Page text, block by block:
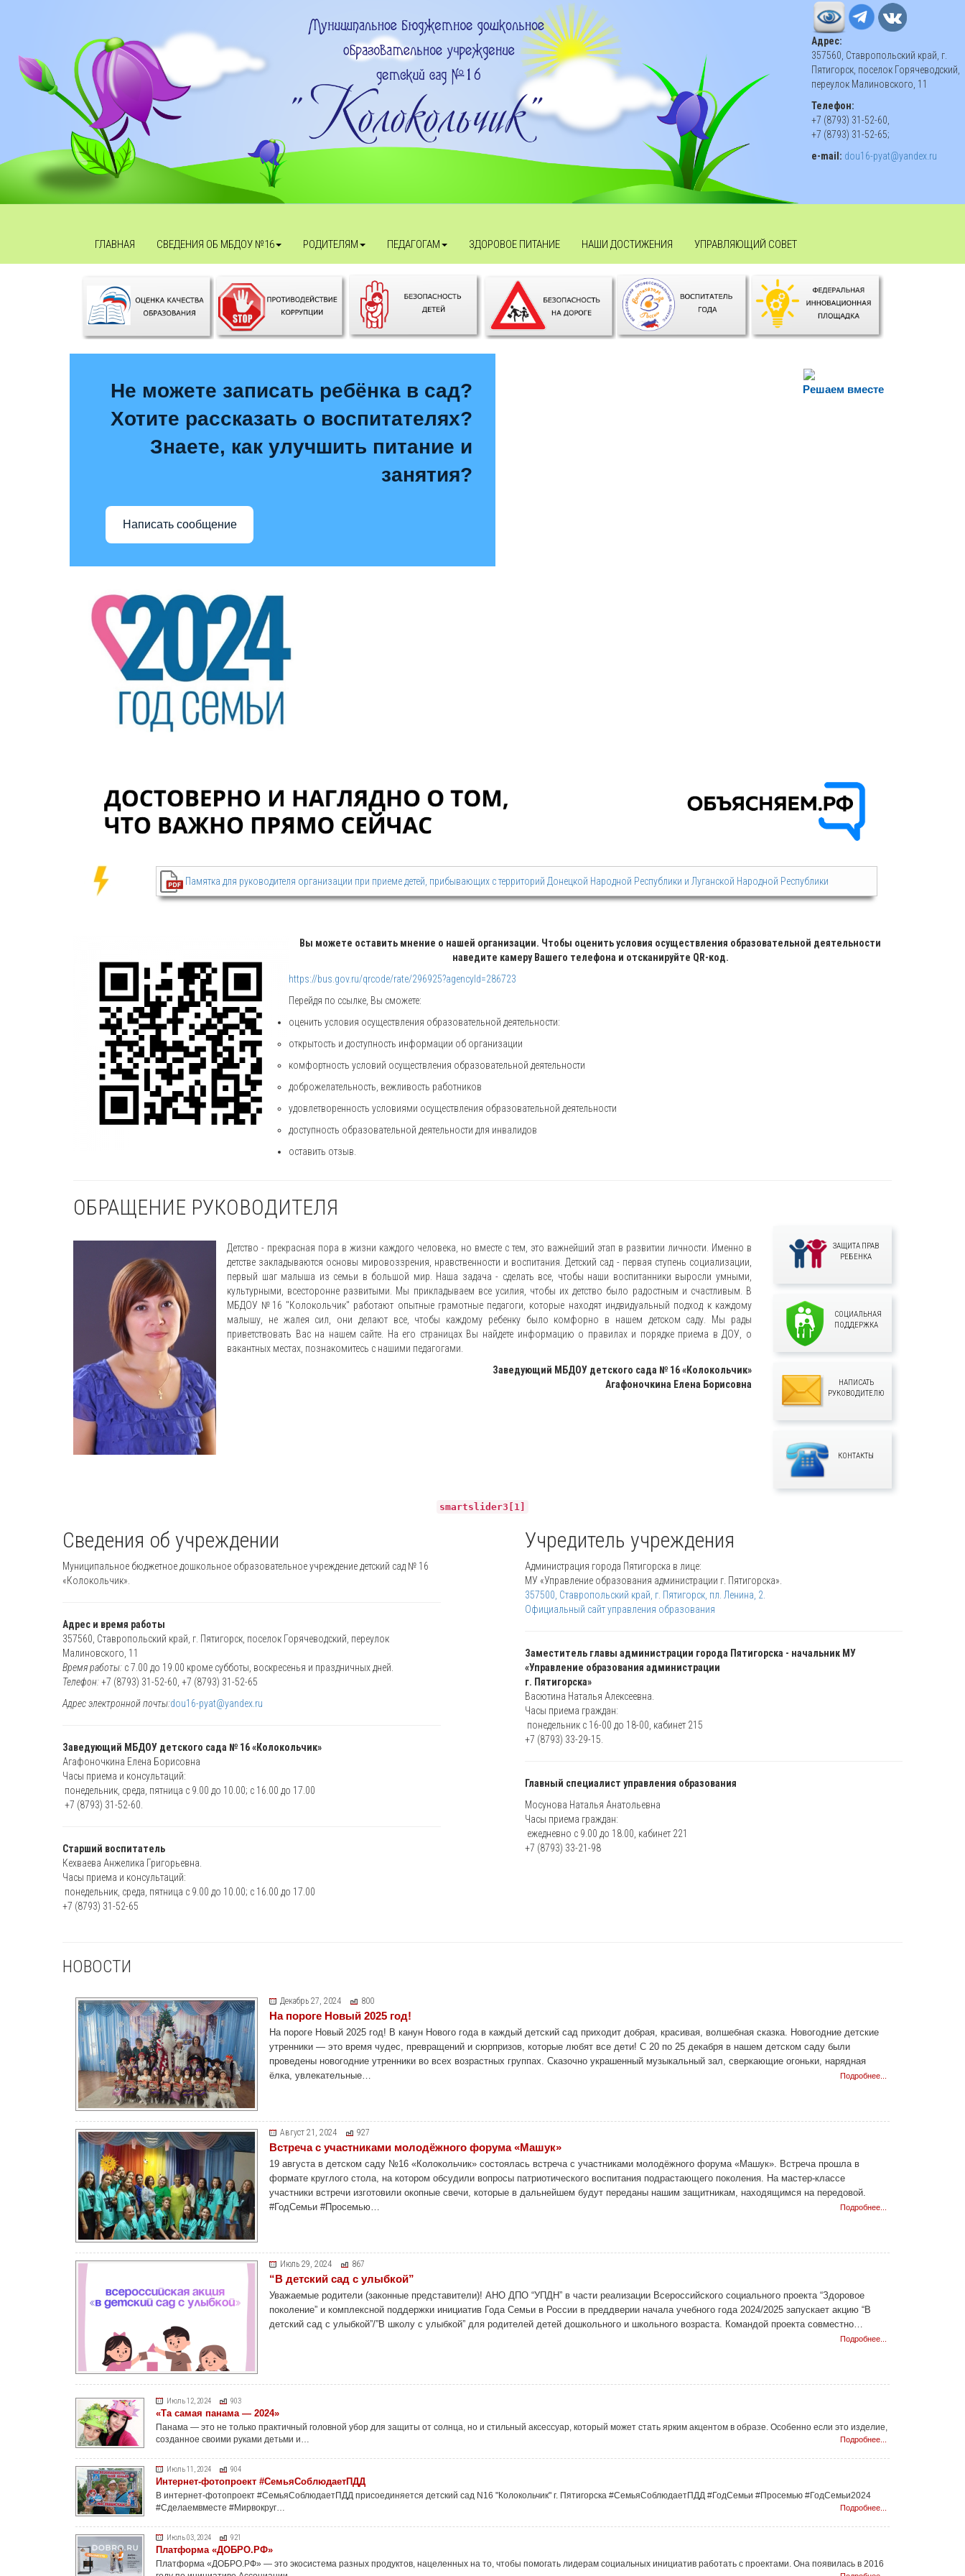
Адрес:
357560, Ставропольский край, г.
Пятигорск, поселок Горячеводский,
переулок Малиновского, 11
Телефон:
+7 (8793) 31-52-60,
+7 (8793) 31-52-65;
e-mail: dou16-pyat@yandex.ru
ГЛАВНАЯ СВЕДЕНИЯ ОБ МБДОУ №16 РОДИТЕЛЯМ ПЕДАГОГАМ ЗДОРОВОЕ ПИТАНИЕ НАШИ ДОСТИЖЕНИЯ УПРАВЛЯЮЩИЙ СОВЕТ
Решаем вместе
Не можете записать ребёнка в сад?
Хотите рассказать о воспитателях?
Знаете, как улучшить питание и
занятия?
Написать сообщение
Памятка для руководителя организации при приеме детей, прибывающих с территорий Донецкой Народной Республики и Луганской Народной Республики
Вы можете оставить мнение о нашей организации. Чтобы оценить условия осуществления образовательной деятельности
наведите камеру Вашего телефона и отсканируйте QR-код.
https://bus.gov.ru/qrcode/rate/296925?agencyId=286723
Перейдя по ссылке, Вы сможете:
оценить условия осуществления образовательной деятельности:
открытость и доступность информации об организации
комфортность условий осуществления образовательной деятельности
доброжелательность, вежливость работников
удовлетворенность условиями осуществления образовательной деятельности
доступность образовательной деятельности для инвалидов
оставить отзыв.
ОБРАЩЕНИЕ РУКОВОДИТЕЛЯ
Детство - прекрасная пора в жизни каждого человека, но вместе с тем, это важнейший этап в развитии личности. Именно в
детстве закладываются основы мировоззрения, нравственности и воспитания. Детский сад - первая ступень социализации,
первый шаг малыша из семьи в большой мир. Наша задача - сделать все, чтобы наши воспитанники выросли умными,
культурными, всесторонне развитыми. Мы прикладываем все усилия, чтобы их детство было радостным и счастливым. В
МБДОУ №16 "Колокольчик" работают опытные грамотные педагоги, которые находят индвидуальный подход к каждому
малышу, не жалея сил, они делают все, чтобы каждому ребенку было комфорно в нашем детском саду. Мы рады
приветствовать Вас на нашем сайте. На его страницах Вы найдете информацию о правилах и порядке приема в ДОУ, о
вакантных местах, познакомитесь с нашими педагогами.
Заведующий МБДОУ детского сада № 16 «Колокольчик»
Агафоночкина Елена Борисовна
ЗАЩИТА ПРАВ
РЕБЕНКА
СОЦИАЛЬНАЯ
ПОДДЕРЖКА
НАПИСАТЬ
РУКОВОДИТЕЛЮ
КОНТАКТЫ
smartslider3[1]
Сведения об учреждении
Муниципальное бюджетное дошкольное образовательное учреждение детский сад № 16
«Колокольчик».
Адрес и время работы
357560, Ставропольский край, г. Пятигорск, поселок Горячеводский, переулок
Малиновского, 11
Время работы: с 7.00 до 19.00 кроме субботы, воскресенья и праздничных дней.
Телефон:+7 (8793) 31-52-60, +7 (8793) 31-52-65
Адрес электронной почты:dou16-pyat@yandex.ru
Заведующий МБДОУ детского сада № 16 «Колокольчик»
Агафоночкина Елена Борисовна
Часы приема и консультаций:
понедельник, среда, пятница с 9.00 до 10.00; с 16.00 до 17.00
+7 (8793) 31-52-60.
Старший воспитатель
Кехваева Анжелика Григорьевна.
Часы приема и консультаций:
понедельник, среда, пятница с 9.00 до 10.00; с 16.00 до 17.00
+7 (8793) 31-52-65
Учредитель учреждения
Администрация города Пятигорска в лице:
МУ «Управление образования администрации г. Пятигорска».
357500, Ставропольский край, г. Пятигорск, пл. Ленина, 2.
Официальный сайт управления образования
Заместитель главы администрации города Пятигорска - начальник МУ
«Управление образования администрации
г. Пятигорска»
Васютина Наталья Алексеевна.
Часы приема граждан:
понедельник с 16-00 до 18-00, кабинет 215
+7 (8793) 33-29-15
Главный специалист управления образования
Мосунова Наталья Анатольевна
Часы приема граждан:
ежедневно с 9.00 до 18.00, кабинет 221
+7 (8793) 33-21-98
НОВОСТИ
Декабрь 27, 2024 800
На пороге Новый 2025 год!
На пороге Новый 2025 год! В канун Нового года в каждый детский сад приходит добрая, красивая, волшебная сказка. Новогодние детские
утренники — это время чудес, превращений и сюрпризов, которые любят все дети! С 20 по 25 декабря в нашем детском саду были
проведены новогодние утренники во всех возрастных группах. Сказочно украшенный музыкальный зал, сверкающие огоньки, нарядная
ёлка, увлекательные…
Подробнее...
Август 21, 2024 927
Встреча с участниками молодёжного форума «Машук»
19 августа в детском саду №16 «Колокольчик» состоялась встреча с участниками молодёжного форума «Машук». Встреча прошла в
формате круглого стола, на котором обсудили вопросы патриотического воспитания подрастающего поколения. На мастер-классе
участники встречи изготовили окопные свечи, которые в дальнейшем будут переданы нашим защитникам, находящимся на передовой.
#ГодСемьи #Просемью…
Подробнее...
Июль 29, 2024 867
“В детский сад с улыбкой”
Уважаемые родители (законные представители)! АНО ДПО “УПДН” в части реализации Всероссийского социального проекта “Здоровое
поколение” и комплексной поддержки инициатив Года Семьи в России в преддверии начала учебного года 2024/2025 запускает акцию “В
детский сад с улыбкой”/”В школу с улыбкой” для родителей детей дошкольного и школьного возраста. Командой проекта совместно…
Подробнее...
Июль 12, 2024 903
«Та самая панама — 2024»
Панама — это не только практичный головной убор для защиты от солнца, но и стильный аксессуар, который может стать ярким акцентом в образе. Особенно если это изделие,
созданное своими руками детьми и…
Подробнее...
Июль 11, 2024 904
Интернет-фотопроект #СемьяСоблюдаетПДД
В интернет-фотопроект #СемьяСоблюдаетПДД присоединяется детский сад N16 "Колокольчик" г. Пятигорска #СемьяСоблюдаетПДД #ГодСемьи #Просемью #ГодСемьи2024
#Сделаемвместе #Мирвокруг…
Подробнее...
Июль 03, 2024 921
Платформа «ДОБРО.РФ»
Платформа «ДОБРО.РФ» — это экосистема разных продуктов, нацеленных на то, чтобы помогать лидерам социальных инициатив работать с проектами. Она появилась в 2016